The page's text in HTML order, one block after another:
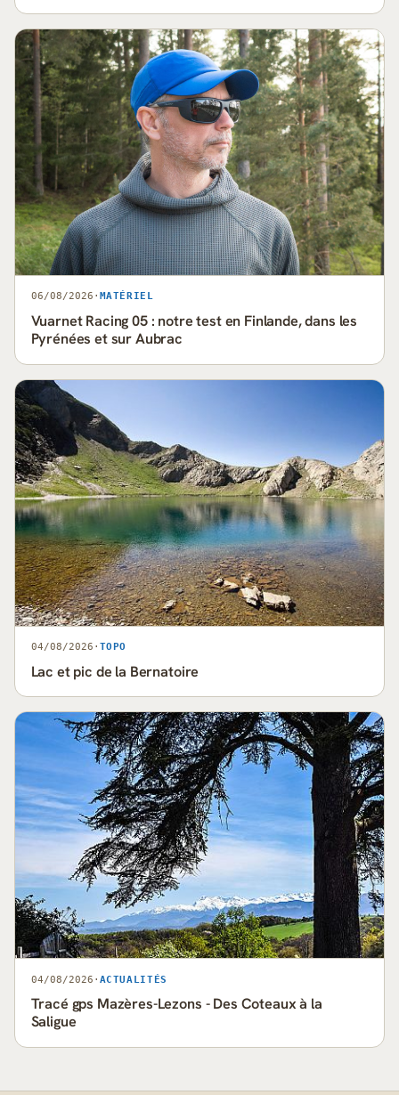
06/08/2026 · MATÉRIEL
Vuarnet Racing 05 : notre test en Finlande, dans les
Pyrénées et sur Aubrac
04/08/2026 · TOPO
Lac et pic de la Bernatoire
04/08/2026 · ACTUALITÉS
Tracé gps Mazères-Lezons - Des Coteaux à la
Saligue